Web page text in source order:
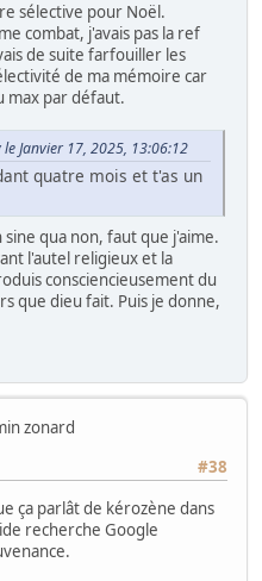
sélective pour Noël.
combat, j'avais pas la ref
de suite farfouiller les
de ma mémoire car
max par défaut.
Janvier 17, 2025, 13:06:12
quatre mois et t'as un
qua non, faut que j'aime.
l'autel religieux et la
consciencieusement du
que dieu fait. Puis je donne,
zonard
#38
ça parlât de kérozène dans
recherche Google